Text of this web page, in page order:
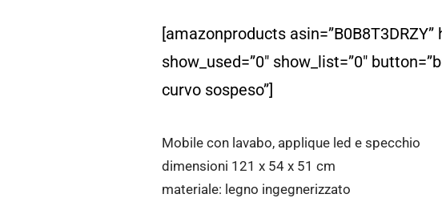
[amazonproducts asin=”B0B8T3DRZY”
show_used=”0″ show_list=”0″
curvo sospeso”]
Mobile con lavabo, applique led e specchio
dimensioni 121 x 54 x 51 cm
materiale: legno ingegnerizzato